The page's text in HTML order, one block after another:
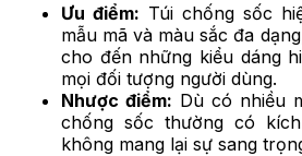
Ưu điểm: Túi chống sốc
mẫu mã và màu sắc đa
cho đến những kiểu dáng
mọi đối tượng người dùng.
Nhược điểm: Dù có nhiều
chống sốc thường có
không mang lại sự sang